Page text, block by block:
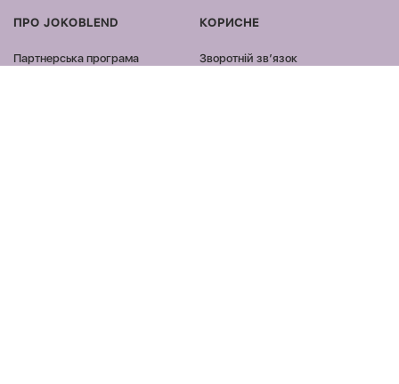
ПРО JOKOBLEND
Партнерська програма
КОРИСНЕ
Зворотній звʼязок